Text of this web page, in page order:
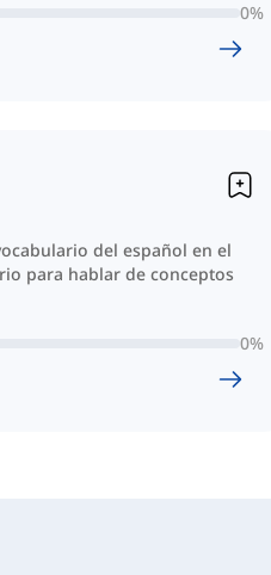
0%
del español en el
para hablar de conceptos
0%